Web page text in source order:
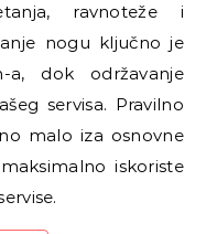
ravnoteže i
nogu ključno je
a, dok održavanje
servisa. Pravilno
malo iza osnovne
iskoriste